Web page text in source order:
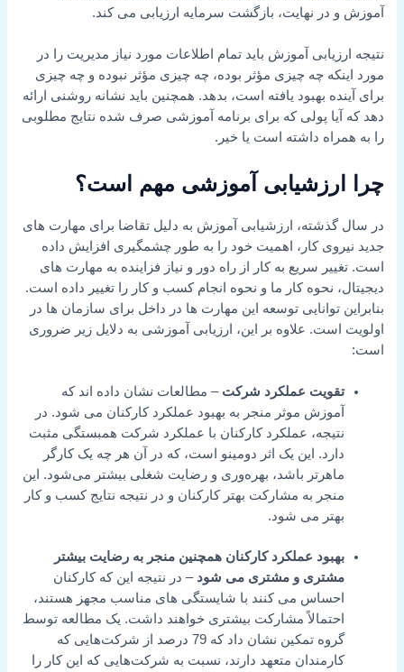
در نهایت، بازگشت سرمایه ارزیابی می کند.
آموزش باید تمام اطلاعات مورد نیاز مدیریت را در
چه چیزی مؤثر بوده، چه چیزی مؤثر نبوده و چه چیزی
بهبود یافته است، بدهد. همچنین باید نشانه روشنی ارائه
پولی که برای برنامه آموزشی صرف شده نتایج مطلوبی
داشته است یا خیر.
آموزشی مهم است؟
ارزشیابی آموزش به دلیل تقاضا برای مهارت های
کار، اهمیت خود را به طور چشمگیری افزایش داده
سریع به کار از راه دور و نیاز فزاینده به مهارت های
نحوه کار ما و نحوه انجام کسب و کار را تغییر داده است.
توانایی توسعه این مهارت ها در داخل برای سازمان ها در
علاوه بر این، ارزیابی آموزشی به دلایل زیر ضروری
عملکرد شرکت– مطالعات نشان داده اند که
موثر منجر به بهبود عملکرد کارکنان می شود. در
عملکرد کارکنان با عملکرد شرکت همبستگی مثبت
این یک اثر دومینو است، که در آن هر چه یک کارگر
باشد، بهره‌وری و رضایت شغلی بیشتر می‌شود. این
به مشارکت بهتر کارکنان و در نتیجه نتایج کسب و کار
می شود.
عملکرد کارکنان همچنین منجر به رضایت بیشتر
و مشتری می شود– در نتیجه این که کارکنان
می کنند با شایستگی های مناسب مجهز هستند،
مشارکت بیشتری خواهند داشت. یک مطالعه توسط
گروه تمکین نشان داد که 79 درصد از شرکت‌هایی که
متعهد دارند، نسبت به شرکت‌هایی که این کار را